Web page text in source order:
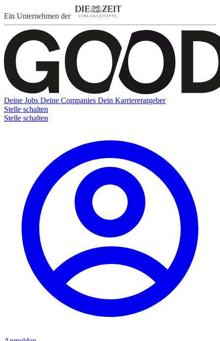
Ein Unternehmen der
Deine Jobs Deine Companies Dein Karriereratgeber
Stelle schalten
Stelle schalten